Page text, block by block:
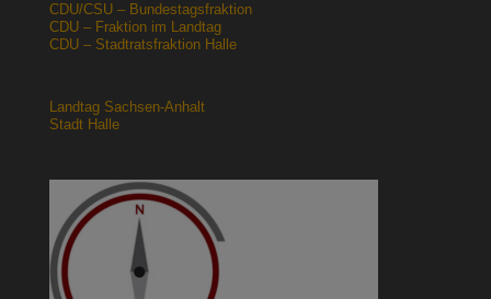
CDU/CSU – Bundestagsfraktion
CDU – Fraktion im Landtag
CDU – Stadtratsfraktion Halle
Landtag Sachsen-Anhalt
Stadt Halle